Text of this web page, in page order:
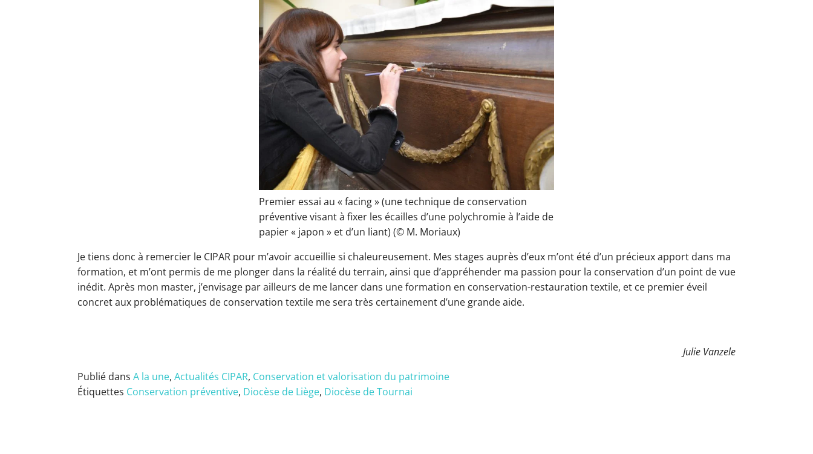
Premier essai au « facing » (une technique de conservation
préventive visant à fixer les écailles d’une polychromie à l’aide de
papier « japon » et d’un liant) (© M. Moriaux)
Je tiens donc à remercier le CIPAR pour m’avoir accueillie si chaleureusement. Mes stages auprès d’eux m’ont été d’un précieux apport dans ma
formation, et m’ont permis de me plonger dans la réalité du terrain, ainsi que d’appréhender ma passion pour la conservation d’un point de vue
inédit. Après mon master, j’envisage par ailleurs de me lancer dans une formation en conservation-restauration textile, et ce premier éveil
concret aux problématiques de conservation textile me sera très certainement d’une grande aide.
Julie Vanzele
Publié dans A la une, Actualités CIPAR, Conservation et valorisation du patrimoine
Étiquettes Conservation préventive, Diocèse de Liège, Diocèse de Tournai